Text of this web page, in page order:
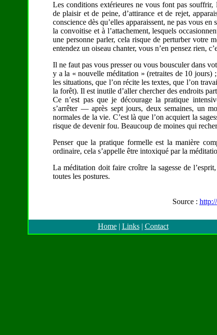
Les conditions extérieures ne vous font pas souffrir,
de plaisir et de peine, d’attirance et de rejet,
conscience dès qu’elles apparaissent, ne pas vous
la convoitise et à l’attachement, lesquels
une personne parler, cela risque de perturber votre
entendez un oiseau chanter, vous n’en pensez rien,
Il ne faut pas vous presser ou vous bousculer dans
y a la « nouvelle méditation » (retraites de 10 jours)
les situations, que l’on récite les textes, que l’on
la forêt). Il est inutile d’aller chercher des endroits
Ce n’est pas que je décourage la pratique
s’arrêter — après sept jours, deux semaines, un
normales de la vie. C’est là que l’on acquiert la
risque de devenir fou. Beaucoup de moines qui
Penser que la pratique formelle est la manière
ordinaire, cela s’appelle être intoxiqué par la
La méditation doit faire croître la sagesse de
toutes les postures.
Source :
Home| Links| Contact